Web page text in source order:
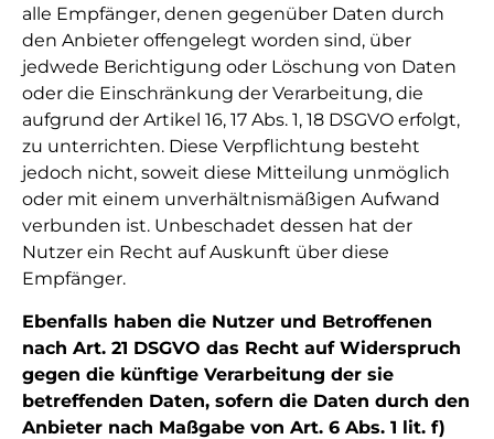
alle Empfänger, denen gegenüber Daten durch
den Anbieter offengelegt worden sind, über
jedwede Berichtigung oder Löschung von Daten
oder die Einschränkung der Verarbeitung, die
aufgrund der Artikel 16, 17 Abs. 1, 18 DSGVO erfolgt,
zu unterrichten. Diese Verpflichtung besteht
jedoch nicht, soweit diese Mitteilung unmöglich
oder mit einem unverhältnismäßigen Aufwand
verbunden ist. Unbeschadet dessen hat der
Nutzer ein Recht auf Auskunft über diese
Empfänger.
Ebenfalls haben die Nutzer und Betroffenen
nach Art. 21 DSGVO das Recht auf Widerspruch
gegen die künftige Verarbeitung der sie
betreffenden Daten, sofern die Daten durch den
Anbieter nach Maßgabe von Art. 6 Abs. 1 lit. f)